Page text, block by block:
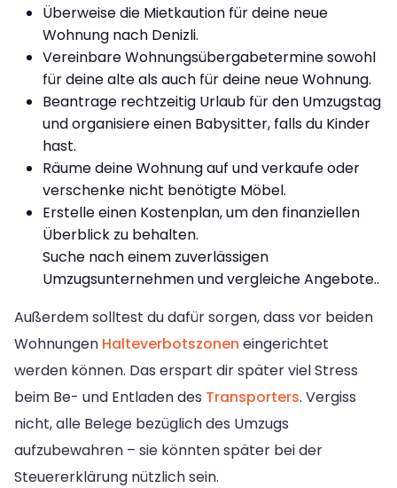
Überweise die Mietkaution für deine neue
Wohnung nach Denizli.
Vereinbare Wohnungsübergabetermine sowohl
für deine alte als auch für deine neue Wohnung.
Beantrage rechtzeitig Urlaub für den Umzugstag
und organisiere einen Babysitter, falls du Kinder
hast.
Räume deine Wohnung auf und verkaufe oder
verschenke nicht benötigte Möbel.
Erstelle einen Kostenplan, um den finanziellen
Überblick zu behalten.
Suche nach einem zuverlässigen
Umzugsunternehmen und vergleiche Angebote..
Außerdem solltest du dafür sorgen, dass vor beiden
Wohnungen Halteverbotszonen eingerichtet
werden können. Das erspart dir später viel Stress
beim Be- und Entladen des Transporters. Vergiss
nicht, alle Belege bezüglich des Umzugs
aufzubewahren – sie könnten später bei der
Steuererklärung nützlich sein.